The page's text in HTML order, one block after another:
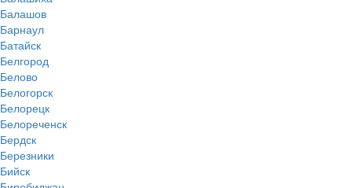
Балашов
Барнаул
Батайск
Белгород
Белово
Белогорск
Белорецк
Белореченск
Бердск
Березники
Бийск